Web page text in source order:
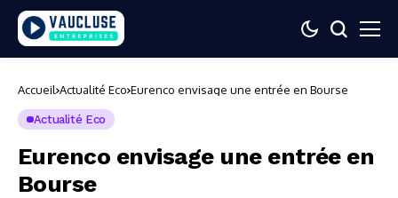
Accueil Actualité Eco Eurenco envisage une entrée en Bourse
Actualité Eco
Eurenco envisage une entrée en
Bourse